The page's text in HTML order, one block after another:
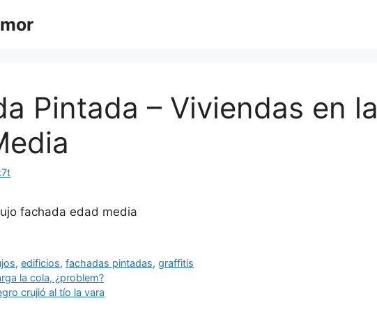
Pintada – Viviendas en la
,edificios,fachadas pintadas,graffitis
la cola, ¿problem?
crujió al tío la vara